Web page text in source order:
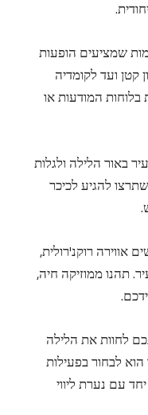
שמציעים הופעות
קטן ועד לקומדיה
בלוחות המודעות או
באור הלילה ולגלות
שתרצו להגיע לכיכר
רוקנ'רולית,
תהנו ממוזיקה חיה,
לחוות את הלילה
לבחור בפעילות
עם נערת ליווי